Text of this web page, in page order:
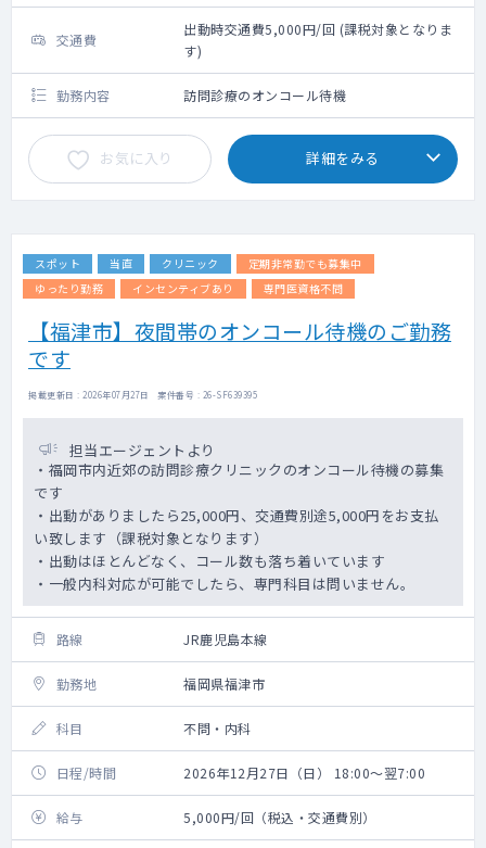
交通費
出動時交通費5,000円/回 (課税対象となりま
す)
勤務内容 訪問診療のオンコール待機
お気に入り 詳細をみる
スポット 当直 クリニック
定期非常勤でも募集中
ゆったり勤務
インセンティブあり 専門医資格不問
【福津市】夜間帯のオンコール待機のご勤務
です
掲載更新日 : 2026年07月27日 案件番号 : 26-SF639395
担当エージェントより
・福岡市内近郊の訪問診療クリニックのオンコール待機の募集
です
・出動がありましたら25,000円、交通費別途5,000円をお支払
い致します（課税対象となります）
・出動はほとんどなく、コール数も落ち着いています
・一般内科対応が可能でしたら、専門科目は問いません。
路線 JR鹿児島本線
勤務地 福岡県福津市
科目 不問・内科
日程/時間 2026年12月27日（日） 18:00～翌7:00
給与 5,000円/回（税込・交通費別）